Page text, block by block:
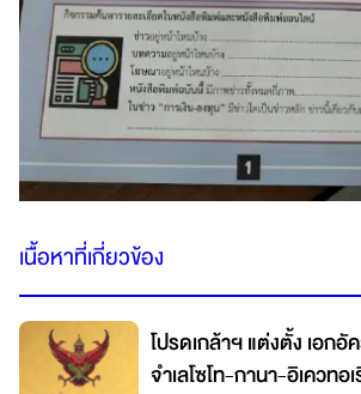
เนื้อหาที่เกี่ยวข้อง
โปรดเกล้าฯ แต่งตั้ง เอกอั
จำเลโซโท-กานา-อิเควท